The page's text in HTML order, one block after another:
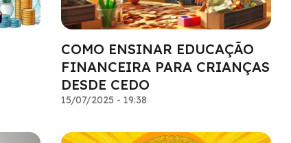
COMO ENSINAR EDUCAÇÃO
FINANCEIRA PARA CRIANÇAS
DESDE CEDO
15/07/2025 - 19:38